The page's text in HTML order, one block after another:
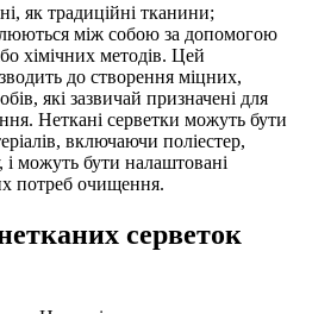
як традиційні тканини;
між собою за допомогою
хімічних методів. Цей
до створення міцних,
які зазвичай призначені для
Неткані серветки можуть бути
включаючи поліестер,
і можуть бути налаштовані
потреб очищення.
серветок